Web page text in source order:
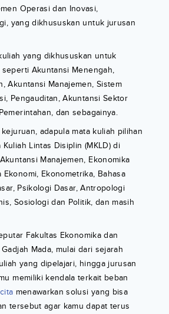
Operasi dan Inovasi,
yang dikhususkan untuk jurusan
yang dikhususkan untuk
Akuntansi Menengah,
Akuntansi Manajemen, Sistem
Pengauditan, Akuntansi Sektor
dan sebagainya.
adapula mata kuliah pilihan
Lintas Disiplin (MKLD) di
Manajemen, Ekonomika
Ekonomi, Ekonometrika, Bahasa
Psikologi Dasar, Antropologi
Sosiologi dan Politik, dan masih
Fakultas Ekonomika dan
Mada, mulai dari sejarah
yang dipelajari, hingga jurusan
memiliki kendala terkait beban
menawarkan solusi yang bisa
tersebut agar kamu dapat terus